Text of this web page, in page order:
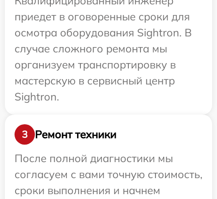
приедет в оговоренные сроки для
осмотра оборудования Sightron. В
случае сложного ремонта мы
организуем транспортировку в
мастерскую в сервисный центр
Sightron.
3
Ремонт техники
После полной диагностики мы
согласуем с вами точную стоимость,
сроки выполнения и начнем